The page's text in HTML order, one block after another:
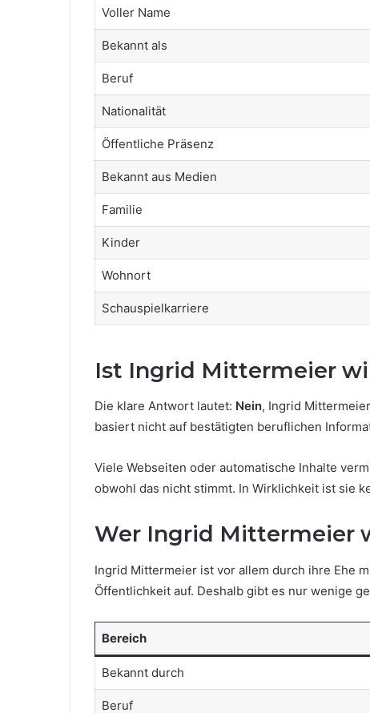
Voller Name
Bekannt als
Beruf
Nationalität
Öffentliche Präsenz
Bekannt aus Medien
Familie
Kinder
Wohnort
Schauspielkarriere
Ist Ingrid Mittermeier
Die klare Antwort lautet: Nein, Ingrid
basiert nicht auf bestätigten beruflichen
Viele Webseiten oder automatische Inhalte
obwohl das nicht stimmt. In Wirklichkeit ist sie
Wer Ingrid Mittermeier
Ingrid Mittermeier ist vor allem durch ihre Ehe
Öffentlichkeit auf. Deshalb gibt es nur wenige
Bereich
Bekannt durch
Beruf